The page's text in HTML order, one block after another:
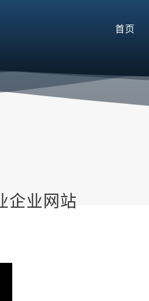
首页
企业网站